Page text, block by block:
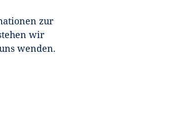
zur
wir
wenden.